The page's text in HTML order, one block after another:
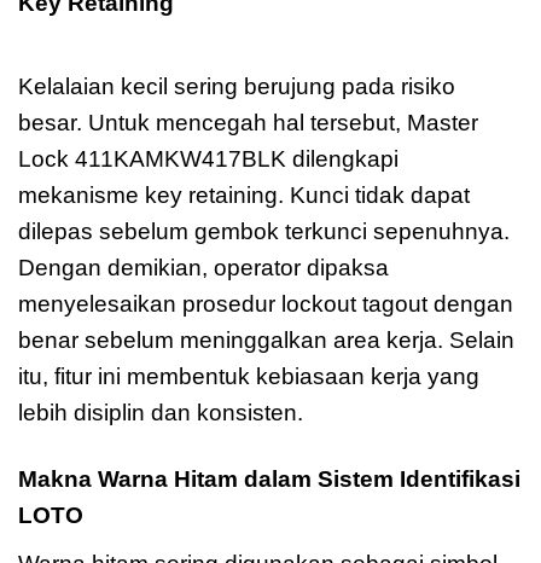
Kelalaian kecil sering berujung pada risiko
besar. Untuk mencegah hal tersebut, Master
Lock 411KAMKW417BLK dilengkapi
mekanisme key retaining. Kunci tidak dapat
dilepas sebelum gembok terkunci sepenuhnya.
Dengan demikian, operator dipaksa
menyelesaikan prosedur lockout tagout dengan
benar sebelum meninggalkan area kerja. Selain
itu, fitur ini membentuk kebiasaan kerja yang
lebih disiplin dan konsisten.
Makna Warna Hitam dalam Sistem Identifikasi
LOTO